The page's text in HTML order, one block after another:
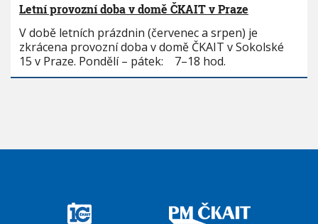
Letní provozní doba v domě ČKAIT v Praze
V době letních prázdnin (červenec a srpen) je
zkrácena provozní doba v domě ČKAIT v Sokolské
15 v Praze. Pondělí – pátek: 7–18 hod.